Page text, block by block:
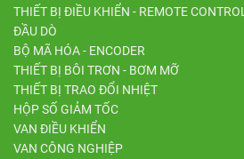
THIẾT BỊ ĐIỀU KHIỂN - REMOTE CONTROL
ĐẦU DÒ
BỘ MÃ HÓA - ENCODER
THIẾT BỊ BÔI TRƠN - BƠM MỠ
THIẾT BỊ TRAO ĐỔI NHIỆT
HỘP SỐ GIẢM TỐC
VAN ĐIỀU KHIỂN
VAN CÔNG NGHIỆP